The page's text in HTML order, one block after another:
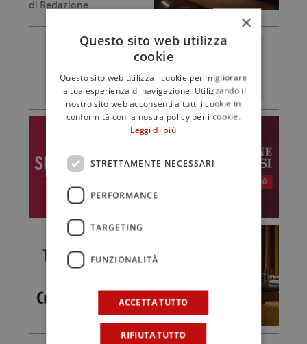
di Redazione
×
Questo sito web utilizza
cookie
Questo sito web utilizza i cookie per migliorare
la tua esperienza di navigazione. Utilizzando il
nostro sito web acconsenti a tutti i cookie in
conformità con la nostra policy per i cookie.
Leggi di più
STRETTAMENTE NECESSARI
PERFORMANCE
TARGETING
FUNZIONALITÀ
ACCETTA TUTTO
RIFIUTA TUTTO